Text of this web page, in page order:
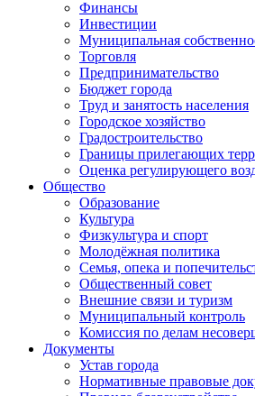
Финансы
Инвестиции
Муниципальная
Торговля
Предпринимательство
Бюджет города
Труд и занятость населения
Городское хозяйство
Градостроительство
Границы прилегающих
Оценка регулирующего
Общество
Образование
Культура
Физкультура и спорт
Молодёжная политика
Семья, опека и
Общественный совет
Внешние связи и туризм
Муниципальный контроль
Комиссия по делам
Документы
Устав города
Нормативные правовые